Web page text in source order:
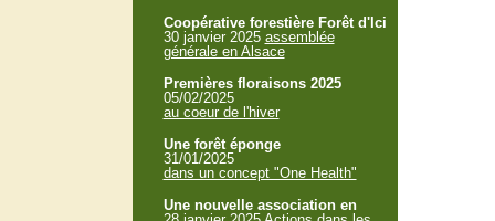
Coopérative forestière Forêt d'Ici
30 janvier 2025 assemblée
générale en Alsace
Premières floraisons 2025
05/02/2025
au coeur de l'hiver
Une forêt éponge
31/01/2025
dans un concept "One Health"
Une nouvelle association en